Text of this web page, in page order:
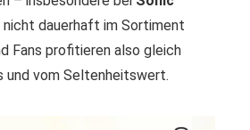
nicht dauerhaft im Sortiment
Fans profitieren also gleich
und vom Seltenheitswert.